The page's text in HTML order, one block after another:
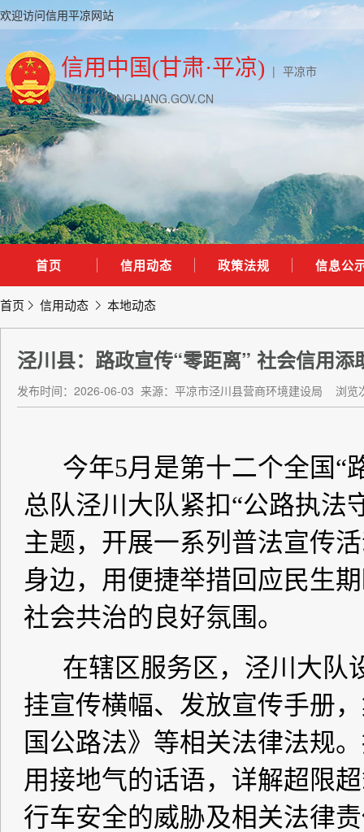
欢迎访问信用平凉网站
信用中国(甘肃·平凉) | 平凉市
CREDIT.PINGLIANG.GOV.CN
首页 信用动态 政策法规 信息公
首页 信用动态 本地动态
泾川县：路政宣传“零距离” 社会信用添
发布时间：2026-06-03 来源：平凉市泾川县营商环境建设局 浏览